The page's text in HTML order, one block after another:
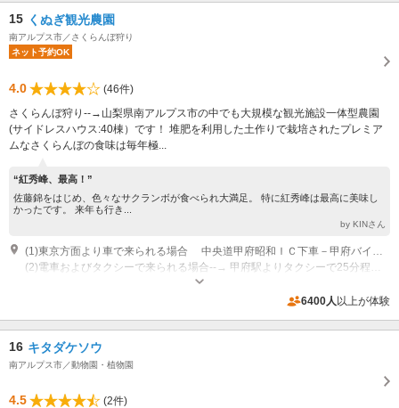
15 くぬぎ観光農園
南アルプス市／さくらんぼ狩り
ネット予約OK
4.0
(46件)
さくらんぼ狩り--→山梨県南アルプス市の中でも大規模な観光施設一体型農園
(サイドレスハウス:40棟）です！ 堆肥を利用した土作りで栽培されたプレミア
ムなさくらんぼの食味は毎年極...
“紅秀峰、最高！”
佐藤錦をはじめ、色々なサクランボが食べられ大満足。 特に紅秀峰は最高に美味し
かったです。 来年も行き...
by KINさん
(1)東京方面より車で来られる場合 中央道甲府昭和ＩＣ下車－甲府バイパス八田・芦安（あしやす） 左折－県道甲府芦安線－信玄橋－六科（ むじな）交差点－八田消防署左折（甲府昭和ＩＣより20分） 松本方面より車で来られる場合 ＊ 中央道韮崎ＩＣ下車ー国道52号線ーみだい公園-六科（むじな）交差点右折300ｍ ＊ 中部横断自動車道で白根ＩＣ下車ー国道52号線ーみだい公園-六科（むじな）交差点左折150ｍ 静岡方面より車で来られる場合(新東名高速道路・新清水インターチェンジをご利用下さい) 第2東名高速・新清水ＩＣ下車ー国道52号線-六科（むじな）交差点左折150ｍ(1時間20分程度) なお、中部横断道も随所で開通して居ります。交通情報をご利用頂き、安全走行でお越しください。 来園の際にはかならずご予約が確認されていることを再確認してお越しください。なお、無料駐車場が御座いますのでご利用下さい。 (100台程度駐車可能) くぬぎ観光農園
開園：さくらんぼ狩り6/上旬～6/下旬 もも狩り7/下旬～8/中旬 開館時間：
6400人 以上が体験
16 キタダケソウ
南アルプス市／動物園・植物園
4.5
(2件)